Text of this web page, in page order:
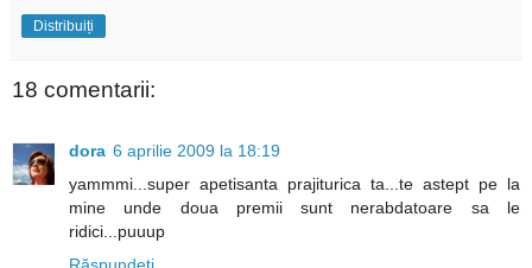
Distribuiți
18 comentarii:
dora 6 aprilie 2009 la 18:19
yammmi...super apetisanta prajiturica ta...te astept pe la
mine unde doua premii sunt nerabdatoare sa le
ridici...puuup